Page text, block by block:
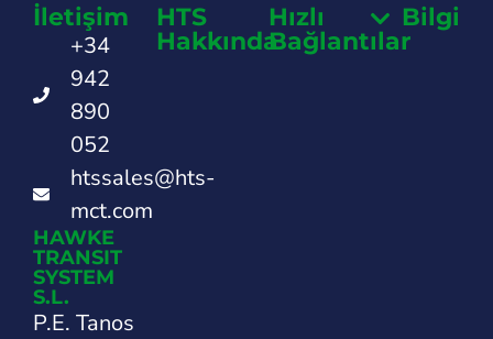
İletişim
+34
942
890
052
htssales@hts-
mct.com
HAWKE
TRANSIT
SYSTEM
S.L.
P.E. Tanos
HTS
Hakkında
Hızlı
Bağlantılar
Bilgi